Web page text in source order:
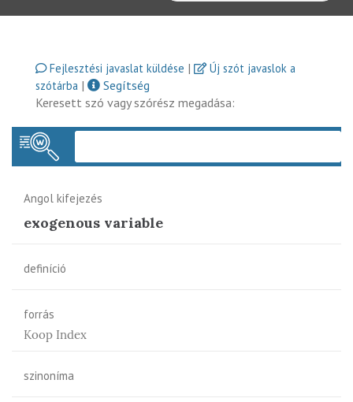
Fejlesztési javaslat küldése |
Új szót javaslok a
szótárba |
Segítség
Keresett szó vagy szórész megadása:
Angol kifejezés
exogenous variable
definíció
forrás
Koop Index
szinoníma